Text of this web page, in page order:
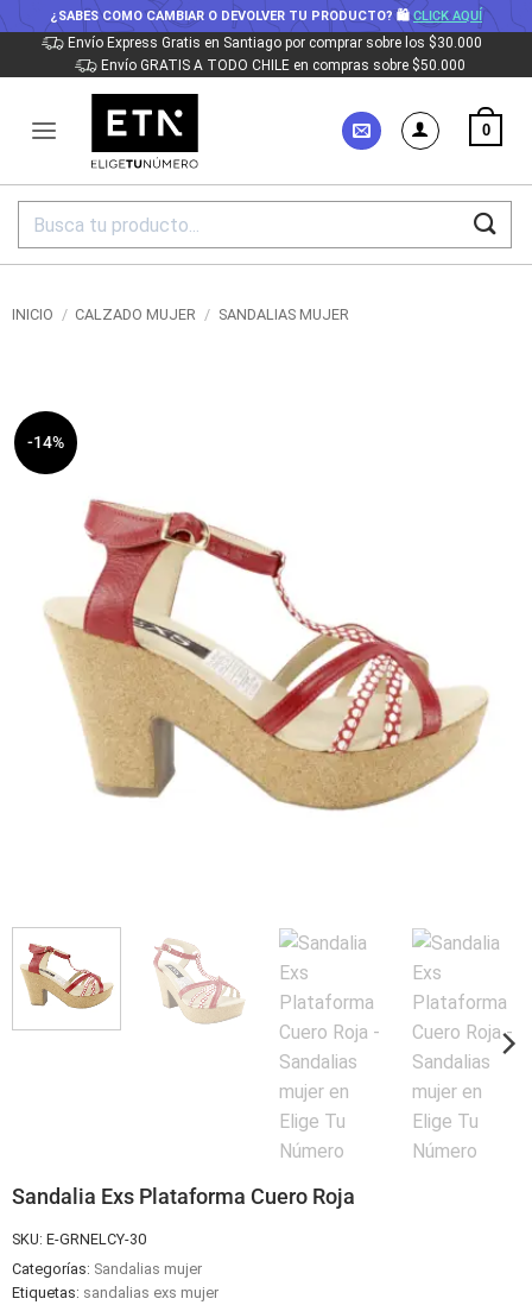
¿SABES COMO CAMBIAR O DEVOLVER TU PRODUCTO? 🛍CLICK AQUÍ
Saltar
al
Envío Express Gratis en Santiago por comprar sobre los $30.000
Envío GRATIS A TODO CHILE en compras sobre $50.000
0
Buscar
INICIO / CALZADO MUJER / SANDALIAS MUJER
-14%
Sandalia Exs Plataforma Cuero Roja
SKU: E-GRNELCY-30
Categorías: Sandalias mujer
Etiquetas: sandalias exs mujer